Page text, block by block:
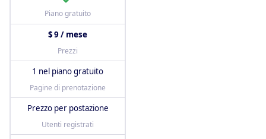
Piano gratuito
$ 9 / mese
Prezzi
1 nel piano gratuito
Pagine di prenotazione
Prezzo per postazione
Utenti registrati